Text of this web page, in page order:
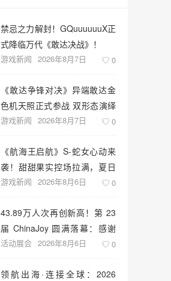
禁忌之力解封！GQuuuuuuX正
式降临万代《敢达决战》！
游戏新闻 2026年8月7日 0
《敢达争锋对决》异端敢达金
色机天照正式参战 双形态演绎
空中战技
游戏新闻 2026年8月7日 0
《航海王启航》S-蛇女心动来
袭！甜甜果实控场拉满，夏日
盛宴开启
游戏新闻 2026年8月6日 0
43.89万人次再创新高！第 23
届 ChinaJoy 圆满落幕：感谢
有你，共赴这场“与 AI 同游”的
活动展会 2026年8月6日 0
领航出海·连接全球：2026